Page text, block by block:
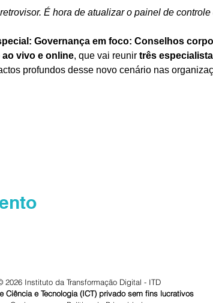
É hora de atualizar o painel de controle
Governança em foco: Conselhos
ao vivo e online, que vai reunir três
profundos desse novo cenário nas
2026 Instituto da Transformação Digital - ITD
Ciência e Tecnologia (ICT) privado sem fins lucrativos